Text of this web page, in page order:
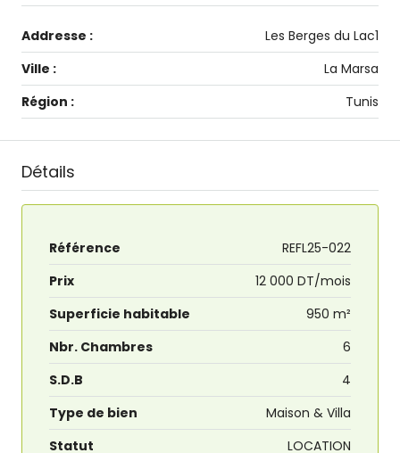
Addresse :
Les Berges du Lac1
Ville :
La Marsa
Région :
Tunis
Détails
Référence
REFL25-022
Prix
12 000 DT/mois
Superficie habitable
950 m²
Nbr. Chambres
6
S.D.B
4
Type de bien
Maison & Villa
Statut
LOCATION